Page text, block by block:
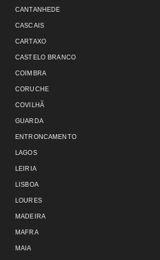
CANTANHEDE
CASCAIS
CARTAXO
CASTELO BRANCO
COIMBRA
CORUCHE
COVILHÃ
GUARDA
ENTRONCAMENTO
LAGOS
LEIRIA
LISBOA
LOURES
MADEIRA
MAFRA
MAIA